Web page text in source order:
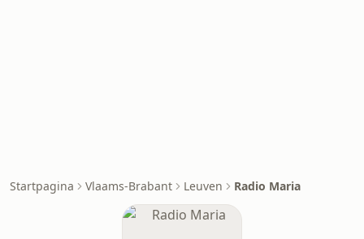
Startpagina Vlaams-Brabant Leuven Radio Maria